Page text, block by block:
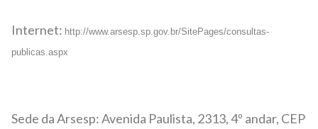
Internet: http://www.arsesp.sp.gov.br/SitePages/consultas-
publicas.aspx
Sede da Arsesp: Avenida Paulista, 2313, 4º andar, CEP